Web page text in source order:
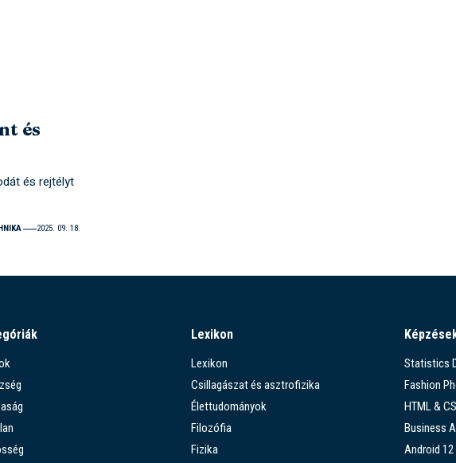
és
és rejtélyt
2025. 09. 18.
Lexikon
Lexikon
Csillagászat és asztrofizika
Élettudományok
Filozófia
Fizika
Statistics
Fashion
HTML &
Business
Android